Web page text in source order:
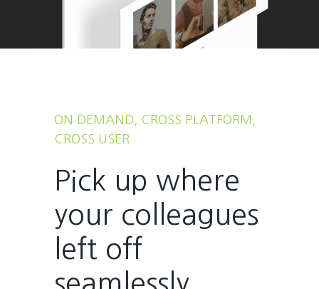
ON DEMAND, CROSS PLATFORM,
CROSS USER
Pick up where
your colleagues
left off
seamlessly.